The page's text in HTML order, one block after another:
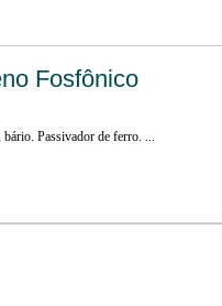
Fosfônico
bário. Passivador de ferro. ...